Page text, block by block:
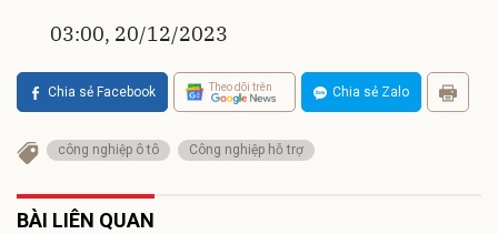
03:00, 20/12/2023
Chia sẻ Facebook Theo dõi trên Chia sẻ Zalo
công nghiệp ô tô Công nghiệp hỗ trợ
BÀI LIÊN QUAN